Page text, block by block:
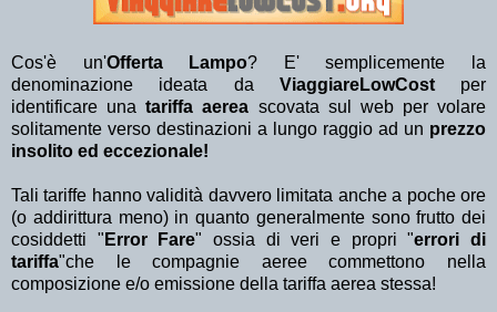
Cos'è un'Offerta Lampo? E' semplicemente la
denominazione ideata da ViaggiareLowCostper
identificare unatariffa aerea scovata sul web per volare
solitamente verso destinazioni a lungo raggio ad un prezzo
insolito ed eccezionale!
Tali tariffe hanno validità davvero limitata anche a poche ore
(o addirittura meno) in quanto generalmente sono frutto dei
cosiddetti " Error Fare" ossia di veri e propri "errori di
tariffa"che le compagnie aeree commettono nella
composizione e/o emissione della tariffa aerea stessa!